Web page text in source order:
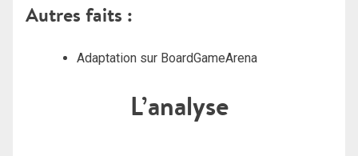
Autres faits :
Adaptation sur BoardGameArena
L’analyse